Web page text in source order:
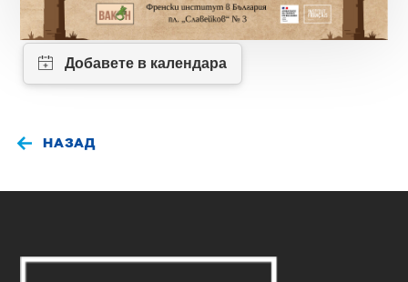
НАЗАД